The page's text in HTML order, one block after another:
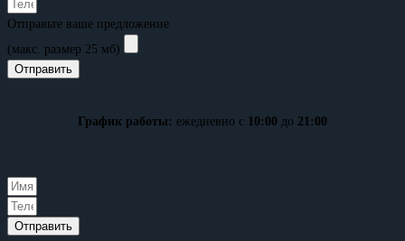
Отправьте ваше предложение
(макс. размер 25 мб)
Отправить
График работы: ежедневно с 10:00 до 21:00
Отправить